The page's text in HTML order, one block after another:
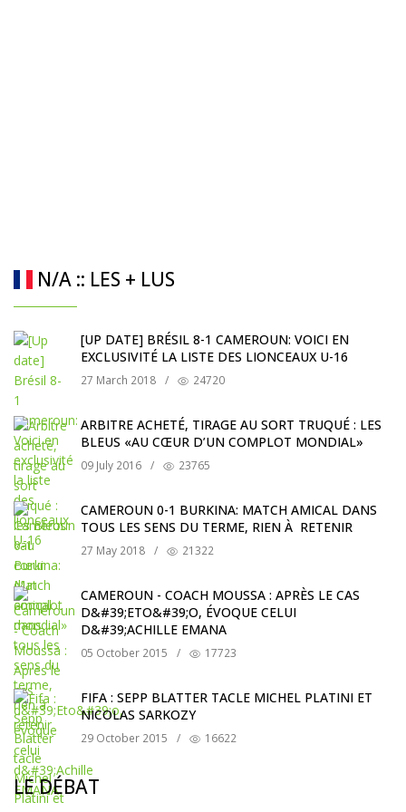
N/A :: LES + LUS
[UP DATE] BRÉSIL 8-1 CAMEROUN: VOICI EN
EXCLUSIVITÉ LA LISTE DES LIONCEAUX U-16
27 March 2018 / 24720
ARBITRE ACHETÉ, TIRAGE AU SORT TRUQUÉ : LES
BLEUS «AU CŒUR D’UN COMPLOT MONDIAL»
09 July 2016 / 23765
CAMEROUN 0-1 BURKINA: MATCH AMICAL DANS
TOUS LES SENS DU TERME, RIEN À RETENIR
27 May 2018 / 21322
CAMEROUN - COACH MOUSSA : APRÈS LE CAS
D&#39;ETO&#39;O, ÉVOQUE CELUI
D&#39;ACHILLE EMANA
05 October 2015 / 17723
FIFA : SEPP BLATTER TACLE MICHEL PLATINI ET
NICOLAS SARKOZY
29 October 2015 / 16622
LE DÉBAT